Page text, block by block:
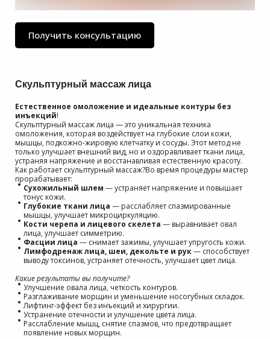
Скульптурный массаж лица
Естественное омоложение и идеальные контуры без
инъекций!
Скульптурный массаж лица — это уникальная техника
омоложения, которая воздействует на глубокие слои кожи,
мышцы, подкожно-жировую клетчатку и сосуды. Этот метод не
только улучшает внешний вид, но и оздоравливает ткани лица,
устраняя напряжение и восстанавливая естественную красоту.
Как работает скульптурный массаж?Во время процедуры мастер
прорабатывает:
Сухожильный шлем — устраняет напряжение и повышает
тонус кожи.
Глубокие ткани лица — расслабляет спазмированные
мышцы, улучшает микроциркуляцию.
Кости черепа и лицевого скелета — выравнивает овал
лица, улучшает симметрию.
Фасции лица — снимает зажимы, улучшает упругость кожи.
Лимфодренаж лица, шеи, декольте и рук— способствует
выводу токсинов, устраняет отечность, улучшает цвет лица.
Какие результаты вы получите?
Улучшение овала лица, четкость контуров.
Разглаживание морщин и уменьшение носогубных складок.
Лифтинг-эффект без инъекций и хирургии.
Устранение отечности и улучшение цвета лица.
Расслабление мышц, снятие спазмов, что предотвращает
появление новых морщин.
Получить консультацию